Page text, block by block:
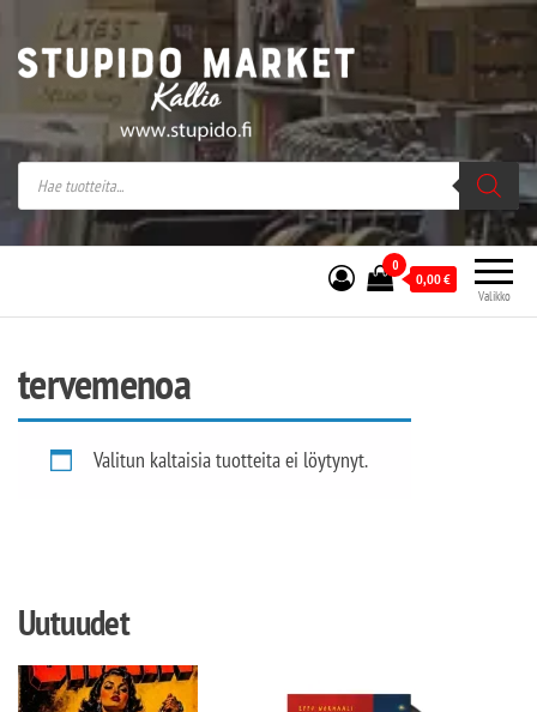
Stupido Market – verkossa ja kivijalassa
Stupido Market on vaihtoehtomusaan
erikoistunut verkko- sekä
kivijalkakauppa Helsingissä Kallion
sydämessä.
Valikko
0
0,00€
tervemenoa
Valitun kaltaisia tuotteita ei löytynyt.
Uutuudet